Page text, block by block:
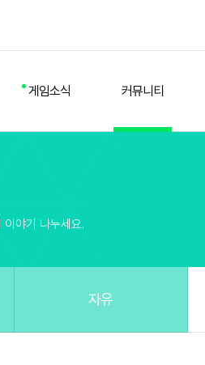
게임소식 커뮤니티
업데이트
유저 가이드
게임 플레이 버그 제보
야기 나누세요.
자유